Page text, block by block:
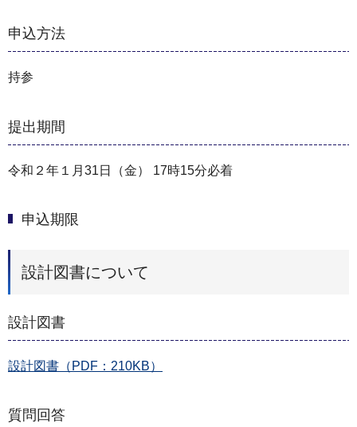
申込方法
持参
提出期間
令和２年１月31日（金） 17時15分必着
申込期限
設計図書について
設計図書
設計図書（PDF：210KB）
質問回答